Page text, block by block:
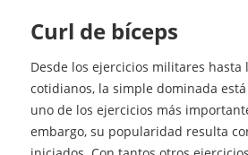
curl de bíceps
Desde los ejercicios militares
cotidianos, la simple dominada
uno de los ejercicios más
embargo, su popularidad resulta